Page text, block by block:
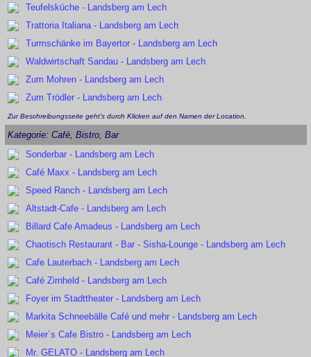
Teufelsküche - Landsberg am Lech
Trattoria Italiana - Landsberg am Lech
Turmschänke im Bayertor - Landsberg am Lech
Waldwirtschaft Sandau - Landsberg am Lech
Zum Mohren - Landsberg am Lech
Zum Trödler - Landsberg am Lech
Zur Beschreibungsseite geht's durch Klicken auf den Namen der Location.
Kategorie: Café, Bistro, Bar
Sonderbar - Landsberg am Lech
Café Maxx - Landsberg am Lech
Speed Ranch - Landsberg am Lech
Altstadt-Cafe - Landsberg am Lech
Billard Cafe Amadeus - Landsberg am Lech
Chaotisch Restaurant - Bar - Sisha-Lounge - Landsberg am Lech
Cafe Lauterbach - Landsberg am Lech
Café Zirnheld - Landsberg am Lech
Foyer im Stadttheater - Landsberg am Lech
Markita Schneebälle Café und mehr - Landsberg am Lech
Meier´s Cafe Bistro - Landsberg am Lech
Mr. GELATO - Landsberg am Lech